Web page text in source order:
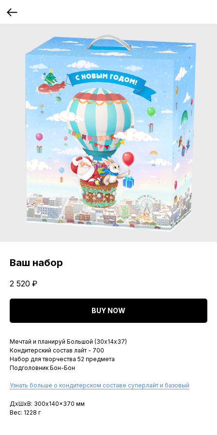
Ваш набор
2 520 ₽
BUY NOW
Мечтай и планируй Большой (30х14х37)
Кондитерский состав лайт - 700
Набор для творчества 52 предмета
Подголовник Бон-Бон
Узнать больше о кондитерском составе суперлайт и базовый
ДxШxВ: 300x140x370 мм
Вес: 1228 г